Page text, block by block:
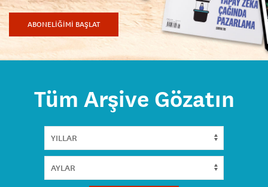
ABONELİĞİMİ BAŞLAT
Tüm Arşive Gözatın